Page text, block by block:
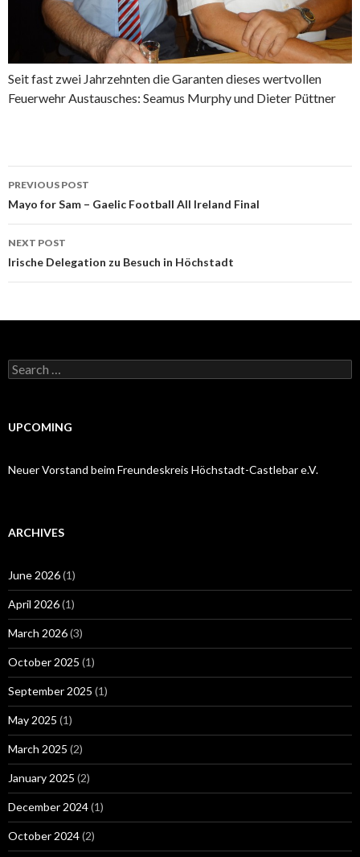
Seit fast zwei Jahrzehnten die Garanten dieses wertvollen
Feuerwehr Austausches: Seamus Murphy und Dieter Püttner
Post
navigation
PREVIOUS POST
Mayo for Sam – Gaelic Football All Ireland Final
NEXT POST
Irische Delegation zu Besuch in Höchstadt
Search
for:
UPCOMING
Neuer Vorstand beim Freundeskreis Höchstadt-Castlebar e.V.
ARCHIVES
June 2026(1)
April 2026(1)
March 2026(3)
October 2025 (1)
September 2025 (1)
May 2025 (1)
March 2025 (2)
January 2025 (2)
December 2024(1)
October 2024(2)